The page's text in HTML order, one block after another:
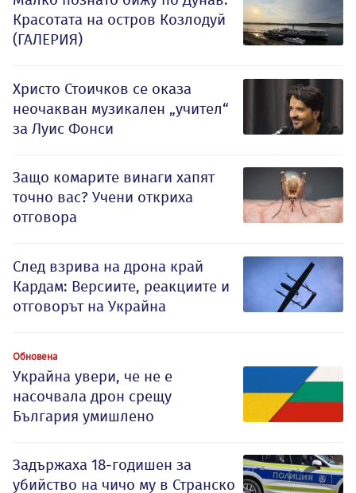
Красотата на остров Козлодуй
(ГАЛЕРИЯ)
Христо Стоичков се оказа
неочакван музикален „учител“
за Луис Фонси
Защо комарите винаги хапят
точно вас? Учени откриха
отговора
След взрива на дрона край
Кардам: Версиите, реакциите и
отговорът на Украйна
Обновена
Украйна увери, че не е
насочвала дрон срещу
България умишлено
Задържаха 18-годишен за
убийство на чичо му в Странско